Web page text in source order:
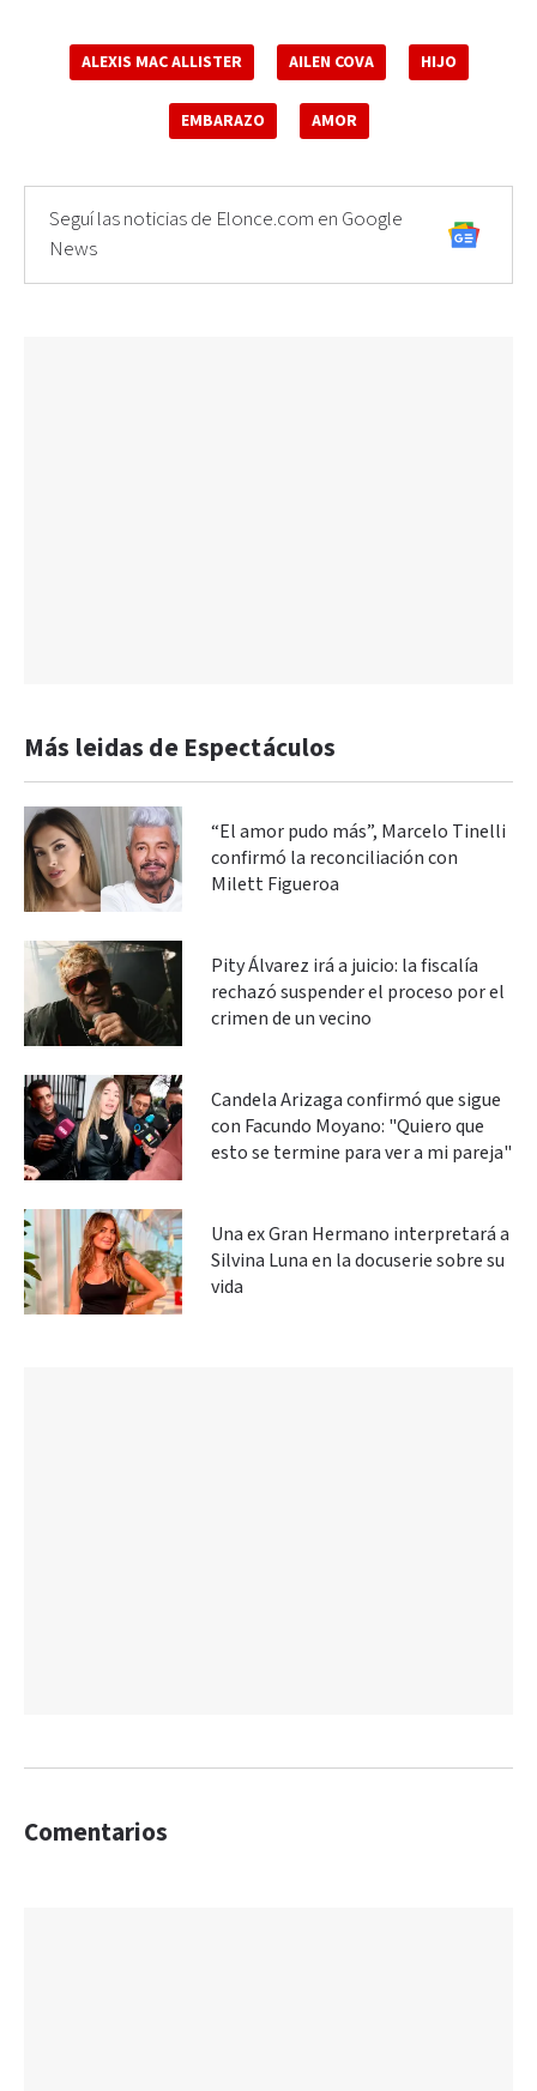
ALEXIS MAC ALLISTER AILEN COVA HIJO
EMBARAZO AMOR
Seguí las noticias de Elonce.com en Google
News
Más leidas de Espectáculos
“El amor pudo más”, Marcelo Tinelli
confirmó la reconciliación con
Milett Figueroa
Pity Álvarez irá a juicio: la fiscalía
rechazó suspender el proceso por el
crimen de un vecino
Candela Arizaga confirmó que sigue
con Facundo Moyano: "Quiero que
esto se termine para ver a mi pareja"
Una ex Gran Hermano interpretará a
Silvina Luna en la docuserie sobre su
vida
Comentarios